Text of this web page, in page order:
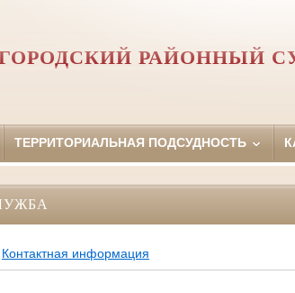
РАЙОННЫЙ
ТЕРРИТОРИАЛЬНАЯ ПОДСУДНОСТЬ
Контактная информация